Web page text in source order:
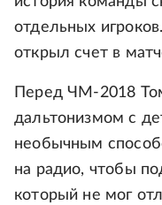
отдельных
открыл счет в
Перед ЧМ-2018
дальтонизмом с
необычным
на радио, чтобы
который не мог